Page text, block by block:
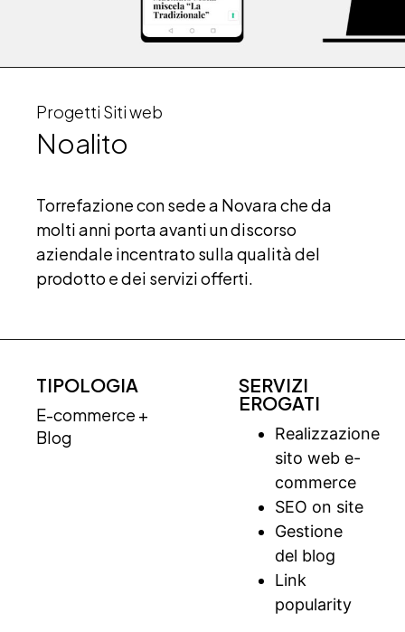
Progetti Siti web
Noalito
Torrefazione con sede a Novara che da
molti anni porta avanti un discorso
aziendale incentrato sulla qualità del
prodotto e dei servizi offerti.
TIPOLOGIA
E-commerce +
Blog
SERVIZI
EROGATI
Realizzazione
sito web e-
commerce
SEO on site
Gestione
del blog
Link
popularity